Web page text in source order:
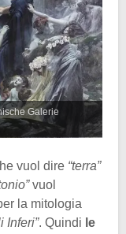
Galerie
vuol dire “terra”
vuol
la mitologia
Inferi”. Quindi le